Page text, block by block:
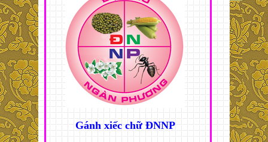
Gánh xiếc chữ ĐNNP